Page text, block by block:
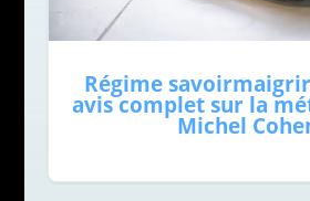
Régime
avis complet sur la
Michel